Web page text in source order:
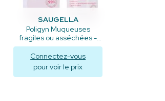
SAUGELLA
Poligyn Muqueuses
fragiles ou asséchées -
250ml
Connectez-vous
pour voir le prix